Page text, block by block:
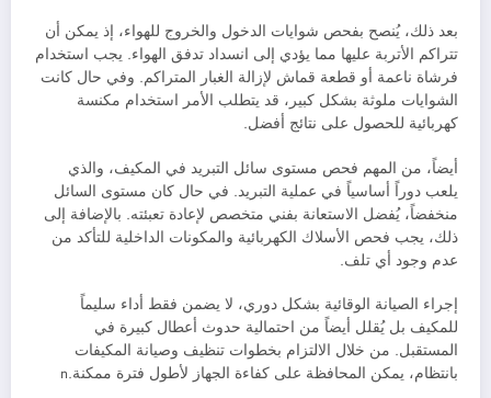
بعد ذلك، يُنصح بفحص شوايات الدخول والخروج للهواء، إذ يمكن أن
تتراكم الأتربة عليها مما يؤدي إلى انسداد تدفق الهواء. يجب استخدام
فرشاة ناعمة أو قطعة قماش لإزالة الغبار المتراكم. وفي حال كانت
الشوايات ملوثة بشكل كبير، قد يتطلب الأمر استخدام مكنسة
كهربائية للحصول على نتائج أفضل.
أيضاً، من المهم فحص مستوى سائل التبريد في المكيف، والذي
يلعب دوراً أساسياً في عملية التبريد. في حال كان مستوى السائل
منخفضاً، يُفضل الاستعانة بفني متخصص لإعادة تعبئته. بالإضافة إلى
ذلك، يجب فحص الأسلاك الكهربائية والمكونات الداخلية للتأكد من
عدم وجود أي تلف.
إجراء الصيانة الوقائية بشكل دوري، لا يضمن فقط أداء سليماً
للمكيف بل يُقلل أيضاً من احتمالية حدوث أعطال كبيرة في
المستقبل. من خلال الالتزام بخطوات تنظيف وصيانة المكيفات
بانتظام، يمكن المحافظة على كفاءة الجهاز لأطول فترة ممكنة.n